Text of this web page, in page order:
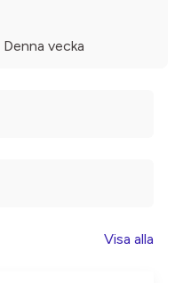
Denna vecka
Visa alla